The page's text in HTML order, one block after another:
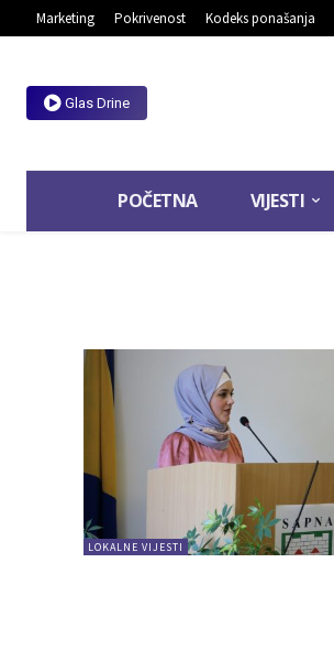
Marketing Pokrivenost Kodeks ponašanja
Glas Drine
POČETNA VIJESTI
LOKALNE VIJESTI